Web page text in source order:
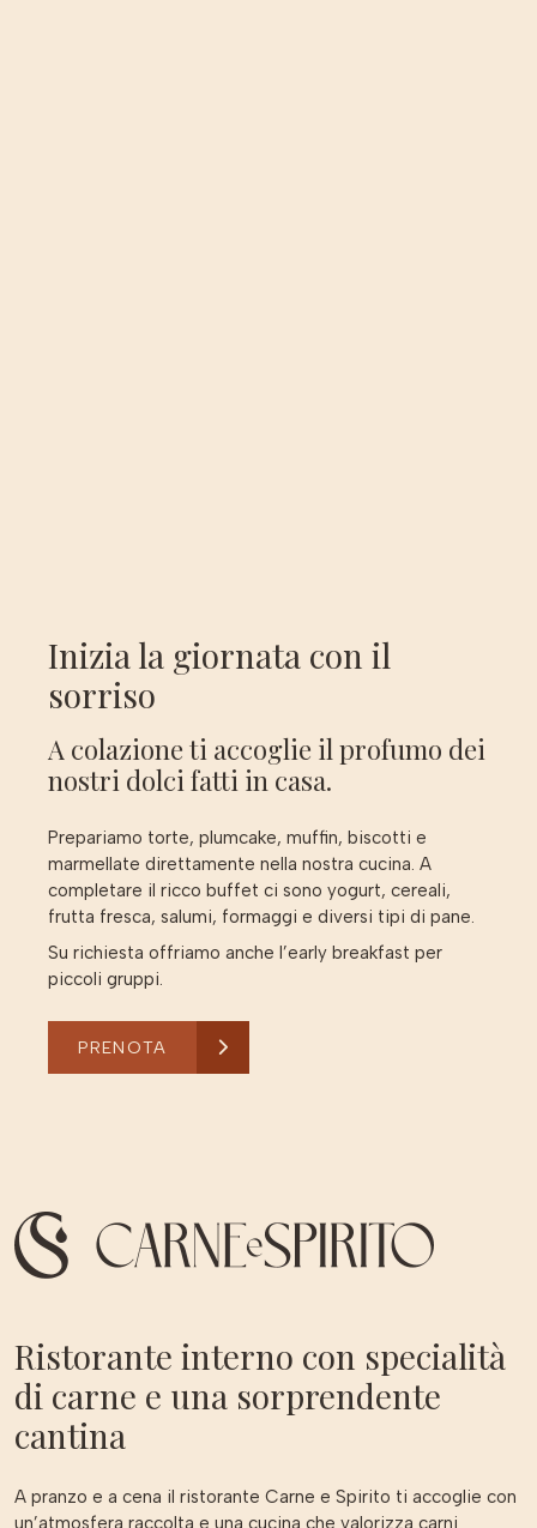
Inizia la giornata con il
sorriso
A colazione ti accoglie il profumo dei
nostri dolci fatti in casa.
Prepariamo torte, plumcake, muffin, biscotti e
marmellate direttamente nella nostra cucina. A
completare il ricco buffet ci sono yogurt, cereali,
frutta fresca, salumi, formaggi e diversi tipi di pane.
Su richiesta offriamo anche l’early breakfast per
piccoli gruppi.
PRENOTA
Ristorante interno con specialità
di carne e una sorprendente
cantina
A pranzo e a cena il ristorante Carne e Spirito ti accoglie con
un’atmosfera raccolta e una cucina che valorizza carni